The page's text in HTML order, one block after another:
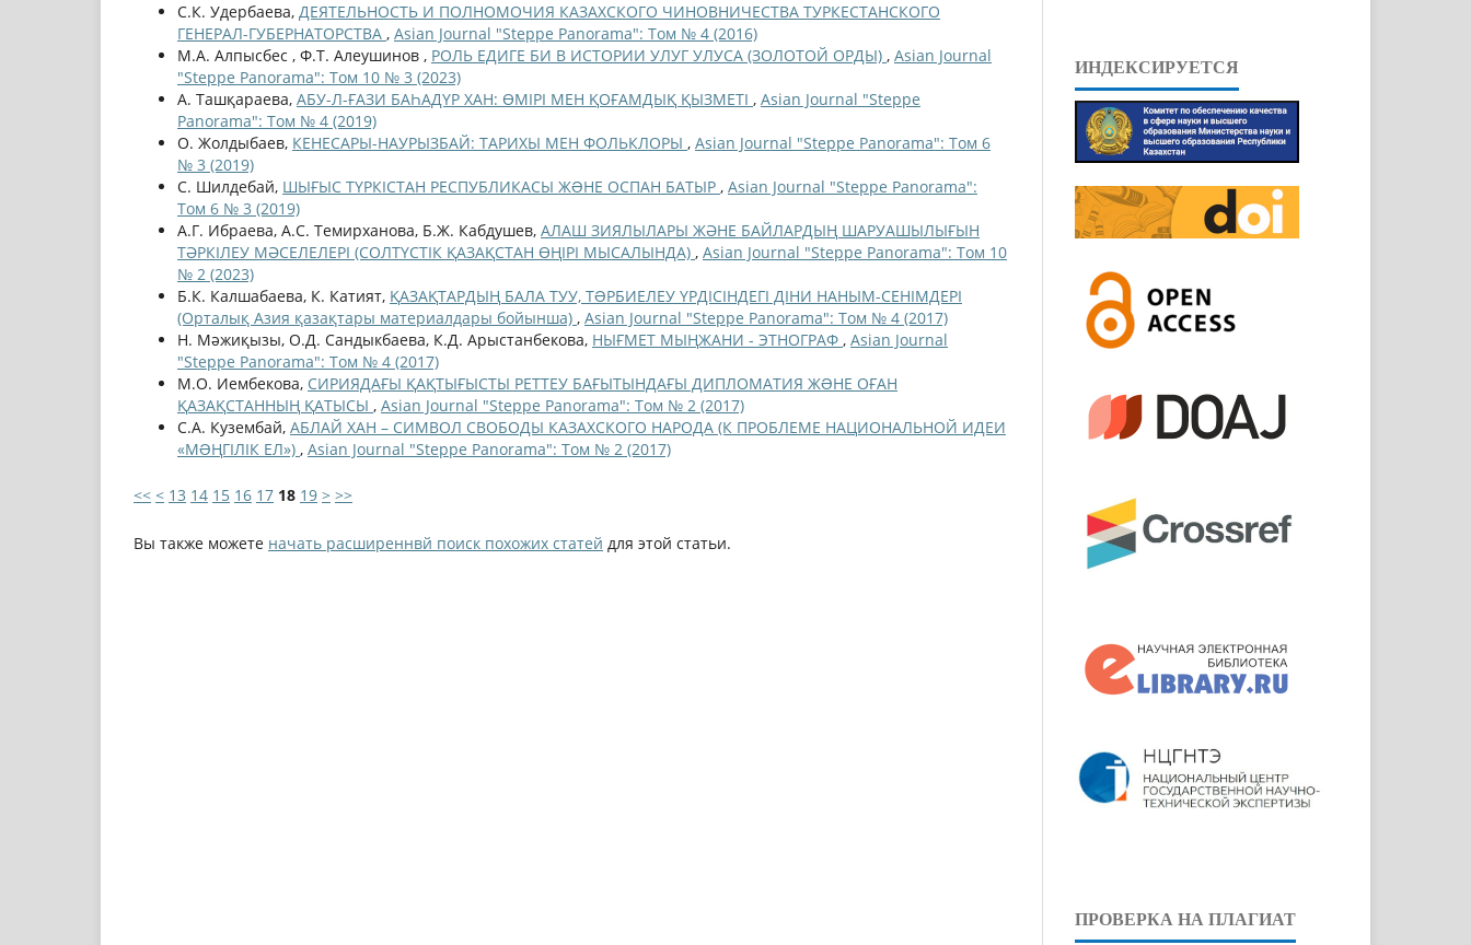
С.К. Удербаева, ДЕЯТЕЛЬНОСТЬ И ПОЛНОМОЧИЯ КАЗАХСКОГО ЧИНОВНИЧЕСТВА ТУРКЕСТАНСКОГО
ГЕНЕРАЛ-ГУБЕРНАТОРСТВА , Asian Journal "Steppe Panorama": Том № 4 (2016)
М.А. Алпысбес , Ф.Т. Алеушинов , РОЛЬ ЕДИГЕ БИ В ИСТОРИИ УЛУГ УЛУСА (ЗОЛОТОЙ ОРДЫ) , Asian Journal
"Steppe Panorama": Том 10 № 3 (2023)
А. Ташқараева, АБУ-Л-ҒАЗИ БАҺАДҮР ХАН: ӨМІРІ МЕН ҚОҒАМДЫҚ ҚЫЗМЕТІ , Asian Journal "Steppe
Panorama": Том № 4 (2019)
О. Жолдыбаев, КЕНЕСАРЫ-НАУРЫЗБАЙ: ТАРИХЫ МЕН ФОЛЬКЛОРЫ , Asian Journal "Steppe Panorama": Том 6
№ 3 (2019)
С. Шилдебай, ШЫҒЫС ТҮРКІСТАН РЕСПУБЛИКАСЫ ЖƏНЕ ОСПАН БАТЫР , Asian Journal "Steppe Panorama":
Том 6 № 3 (2019)
А.Г. Ибраева, А.С. Темирханова, Б.Ж. Кабдушев, АЛАШ ЗИЯЛЫЛАРЫ ЖӘНЕ БАЙЛАРДЫҢ ШАРУАШЫЛЫҒЫН
ТӘРКІЛЕУ МӘСЕЛЕЛЕРІ (СОЛТҮСТІК ҚАЗАҚСТАН ӨҢІРІ МЫСАЛЫНДА) , Asian Journal "Steppe Panorama": Том 10
№ 2 (2023)
Б.К. Калшабаева, К. Катият, ҚАЗАҚТАРДЫҢ БАЛА ТУУ, ТƏРБИЕЛЕУ ҮРДІСІНДЕГІ ДІНИ НАНЫМ-СЕНІМДЕРІ
(Орталық Азия қазақтары материалдары бойынша) , Asian Journal "Steppe Panorama": Том № 4 (2017)
Н. Мәжиқызы, О.Д. Сандыкбаева, К.Д. Арыстанбекова, НЫҒМЕТ МЫҢЖАНИ - ЭТНОГРАФ , Asian Journal
"Steppe Panorama": Том № 4 (2017)
М.О. Иембекова, СИРИЯДАҒЫ ҚАҚТЫҒЫСТЫ РЕТТЕУ БАҒЫТЫНДАҒЫ ДИПЛОМАТИЯ ЖƏНЕ ОҒАН
ҚАЗАҚСТАННЫҢ ҚАТЫСЫ , Asian Journal "Steppe Panorama": Том № 2 (2017)
С.А. Кузембай, АБЛАЙ ХАН – СИМВОЛ СВОБОДЫ КАЗАХСКОГО НАРОДА (К ПРОБЛЕМЕ НАЦИОНАЛЬНОЙ ИДЕИ
«МƏҢГІЛІК ЕЛ») , Asian Journal "Steppe Panorama": Том № 2 (2017)
<< < 13 14 15 16 17 18 19 > >>
Вы также можете начать расширеннвй поиск похожих статей для этой статьи.
ИНДЕКСИРУЕТСЯ
ПРОВЕРКА НА ПЛАГИАТ